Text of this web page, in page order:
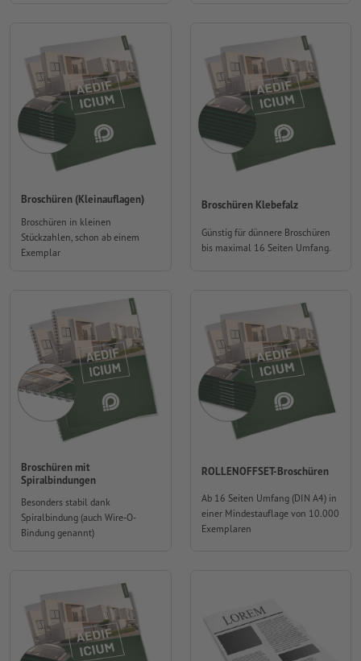
Broschüren (Kleinauflagen)
Broschüren in kleinen
Stückzahlen, schon ab einem
Exemplar
Broschüren Klebefalz
Günstig für dünnere Broschüren
bis maximal 16 Seiten Umfang.
Broschüren mit
Spiralbindungen
Besonders stabil dank
Spiralbindung (auch Wire-O-
Bindung genannt)
ROLLENOFFSET-Broschüren
Ab 16 Seiten Umfang (DIN A4) in
einer Mindestauflage von 10.000
Exemplaren